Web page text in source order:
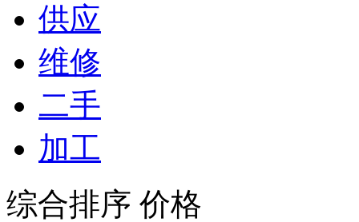
供应
维修
二手
加工
综合排序 价格